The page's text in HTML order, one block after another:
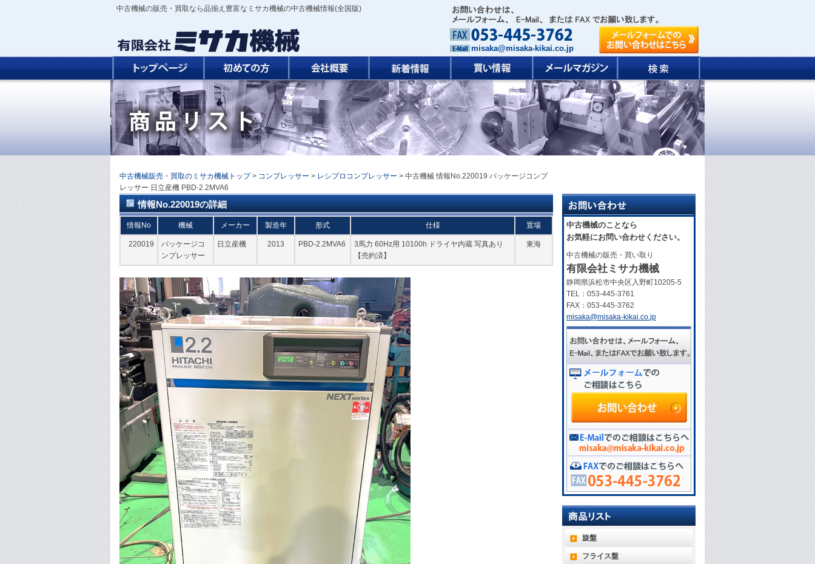
中古機械の販売・買取なら品揃え豊富なミサカ機械の中古機械情報(全国版)
misaka@misaka-kikai.co.jp
中古機械販売・買取のミサカ機械トップ > コンプレッサー > レシプロコンプレッサー > 中古機械 情報No.220019 パッケージコンプ
レッサー 日立産機 PBD-2.2MVA6
情報No.220019の詳細
情報No 機械 メーカー 製造年 形式 仕様 置場
220019
パッケージコ
ンプレッサー
日立産機 2013 PBD-2.2MVA6
3馬力 60Hz用 10100h ドライヤ内蔵 写真あり
【売約済】
東海
中古機械のことなら
お気軽にお問い合わせください。
中古機械の販売・買い取り
有限会社ミサカ機械
静岡県浜松市中央区入野町10205-5
TEL：053-445-3761
FAX：053-445-3762
misaka@misaka-kikai.co.jp
旋盤
フライス盤